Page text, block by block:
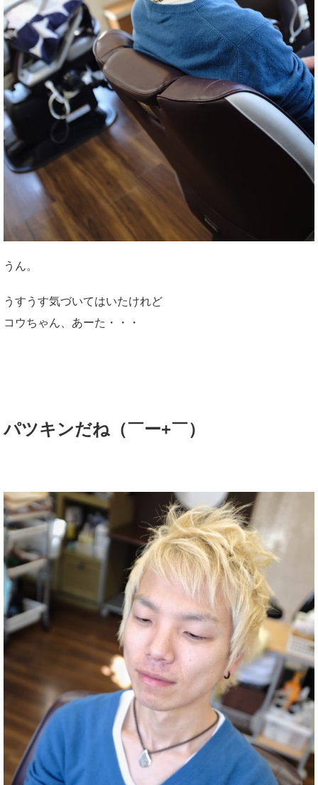
うん。
うすうす気づいてはいたけれど
コウちゃん、あーた・・・
パツキンだね（￣ー+￣）